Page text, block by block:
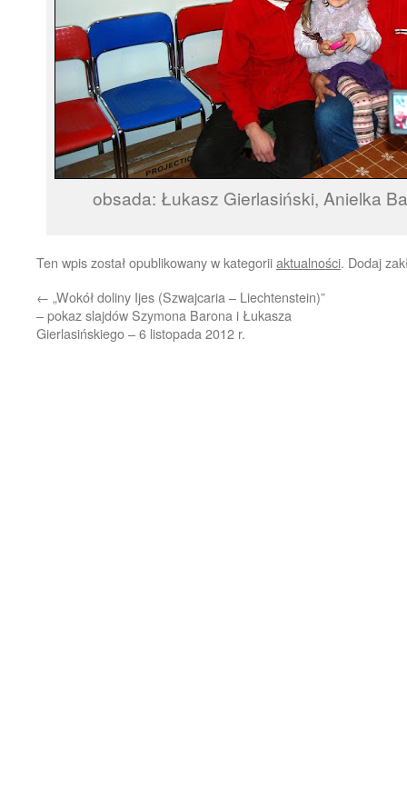
obsada: Łukasz Gierlasiński, Anielka
Ten wpis został opublikowany w kategoriiaktualności. Dodaj
← „Wokół doliny Ijes (Szwajcaria – Liechtenstein)”
– pokaz slajdów Szymona Barona i Łukasza
Gierlasińskiego – 6 listopada 2012 r.